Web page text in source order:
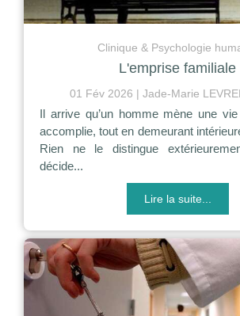
Clinique & Psychologie
L'emprise familiale
01 Fév 2026 Jade-Marie LEVREL
Il arrive qu’un homme mène une
accomplie, tout en demeurant
Rien ne le distingue
décide...
Lire la suite...